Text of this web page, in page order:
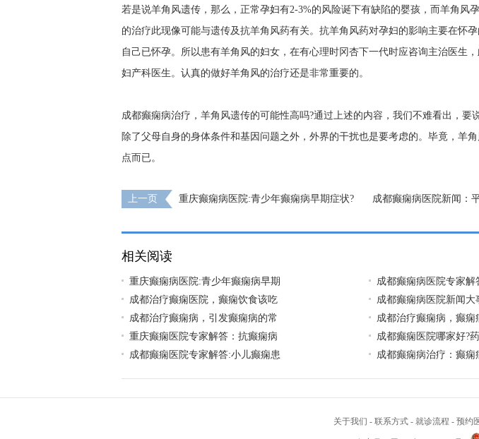
若是说羊角风遗传，那么，正常孕妇有2-3%的风险诞下有缺陷的婴孩，而羊角风
的治疗此现像可能与遗传及抗羊角风药有关。抗羊角风药对孕妇的影响主要在怀
自己已怀孕。所以患有羊角风的妇女，在有心理时冈杏下一代时应咨询主治医生
妇产科医生。认真的做好羊角风的治疗还是非常重要的。
成都癫痫病治疗，羊角风遗传的可能性高吗?通过上述的内容，我们不难看出，要
除了父母自身的身体条件和基因问题之外，外界的干扰也是要考虑的。毕竟，羊
点而已。
上一页 重庆癫痫病医院:青少年癫痫病早期症状?
成都癫痫病医院新闻：
相关阅读
重庆癫痫病医院:青少年癫痫病早期
成都癫痫病医院专家解
成都治疗癫痫医院，癫痫饮食该吃
成都癫痫病医院新闻大
成都治疗癫痫病，引发癫痫病的常
成都治疗癫痫病，癫痫
重庆癫痫医院专家解答：抗癫痫病
成都癫痫医院哪家好?
成都癫痫医院专家解答:小儿癫痫患
成都癫痫病治疗：癫痫
关于我们 - 联系方式 - 就诊流程 - 预约